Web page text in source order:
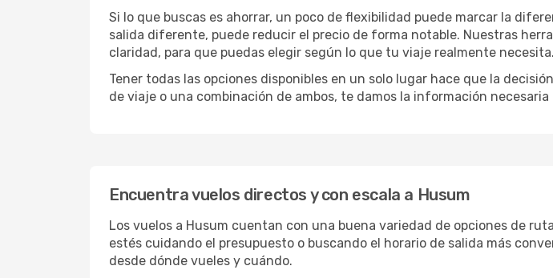
Si lo que buscas es ahorrar, un poco de flexibilidad puede marcar la
salida diferente, puede reducir el precio de forma notable. Nuestras
claridad, para que puedas elegir según lo que tu viaje realmente necesita.
Tener todas las opciones disponibles en un solo lugar hace que la
de viaje o una combinación de ambos, te damos la información
Encuentra vuelos directos y con escala a Husum
Los vuelos a Husum cuentan con una buena variedad de opciones de
estés cuidando el presupuesto o buscando el horario de salida más
desde dónde vueles y cuándo.